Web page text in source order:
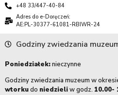
+48 33/447-40-84
Adres do e-Doręczeń:
AE:PL-30377-61081-RBIWR-24
Godziny zwiedzania
Poniedziałek:nieczynne
Godziny zwiedzania muzeum w
wtorkudo niedzieliw godz. 10.00-